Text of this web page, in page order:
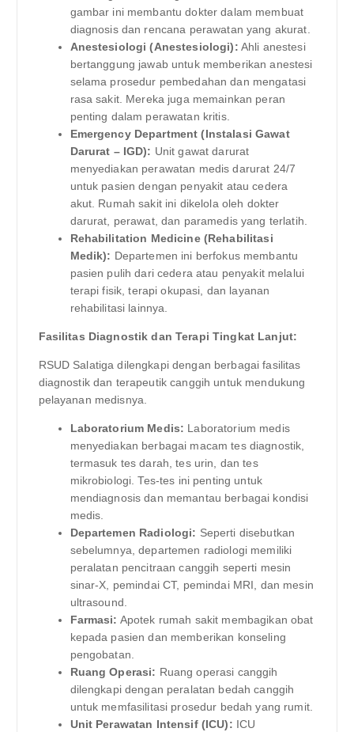
gambar ini membantu dokter dalam membuat
diagnosis dan rencana perawatan yang akurat.
Anestesiologi (Anestesiologi): Ahli anestesi
bertanggung jawab untuk memberikan anestesi
selama prosedur pembedahan dan mengatasi
rasa sakit. Mereka juga memainkan peran
penting dalam perawatan kritis.
Emergency Department (Instalasi Gawat
Darurat – IGD): Unit gawat darurat
menyediakan perawatan medis darurat 24/7
untuk pasien dengan penyakit atau cedera
akut. Rumah sakit ini dikelola oleh dokter
darurat, perawat, dan paramedis yang terlatih.
Rehabilitation Medicine (Rehabilitasi
Medik): Departemen ini berfokus membantu
pasien pulih dari cedera atau penyakit melalui
terapi fisik, terapi okupasi, dan layanan
rehabilitasi lainnya.
Fasilitas Diagnostik dan Terapi Tingkat Lanjut:
RSUD Salatiga dilengkapi dengan berbagai fasilitas
diagnostik dan terapeutik canggih untuk mendukung
pelayanan medisnya.
Laboratorium Medis: Laboratorium medis
menyediakan berbagai macam tes diagnostik,
termasuk tes darah, tes urin, dan tes
mikrobiologi. Tes-tes ini penting untuk
mendiagnosis dan memantau berbagai kondisi
medis.
Departemen Radiologi: Seperti disebutkan
sebelumnya, departemen radiologi memiliki
peralatan pencitraan canggih seperti mesin
sinar-X, pemindai CT, pemindai MRI, dan mesin
ultrasound.
Farmasi: Apotek rumah sakit membagikan obat
kepada pasien dan memberikan konseling
pengobatan.
Ruang Operasi: Ruang operasi canggih
dilengkapi dengan peralatan bedah canggih
untuk memfasilitasi prosedur bedah yang rumit.
Unit Perawatan Intensif (ICU): ICU